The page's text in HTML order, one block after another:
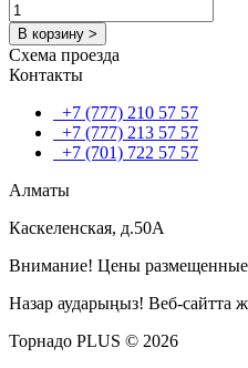
В корзину >
Схема проезда
Контакты
+7 (777) 210 57 57
+7 (777) 213 57 57
+7 (701) 722 57 57
Алматы
Каскеленская, д.50А
Внимание! Цены размещенные
Назар аударыңыз! Веб-сайтта
Торнадо PLUS © 2026